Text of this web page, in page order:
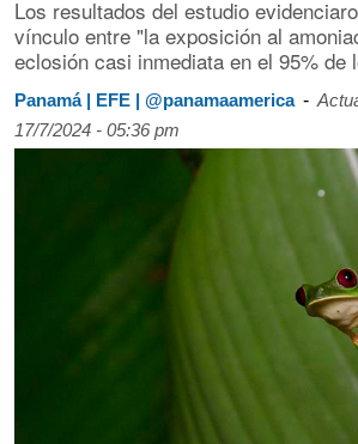
Los resultados del estudio
vínculo entre "la exposición al
eclosión casi inmediata en el 95% de
Panamá | EFE | @panamaamerica -
17/7/2024 - 05:36 pm